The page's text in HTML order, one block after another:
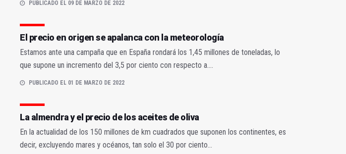
PUBLICADO EL 09 DE MARZO DE 2022
El precio en origen se apalanca con la meteorología
Estamos ante una campaña que en España rondará los 1,45 millones de toneladas, lo
que supone un incremento del 3,5 por ciento con respecto a....
PUBLICADO EL 01 DE MARZO DE 2022
La almendra y el precio de los aceites de oliva
En la actualidad de los 150 millones de km cuadrados que suponen los continentes, es
decir, excluyendo mares y océanos, tan solo el 30 por ciento...